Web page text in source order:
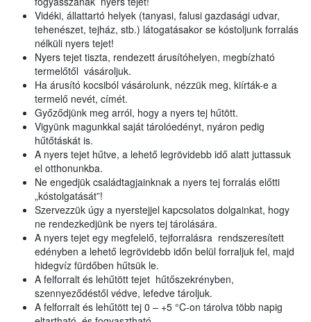
Vidéki, állattartó helyek (tanyasi, falusi gazdasági udvar,
tehenészet, tejház, stb.) látogatásakor se kóstoljunk forralás
nélküli nyers tejet!
Nyers tejet tiszta, rendezett árusítóhelyen, megbízható
termelőtől vásároljuk.
Ha árusító kocsiból vásárolunk, nézzük meg, kiírták-e a
termelő nevét, címét.
Győződjünk meg arról, hogy a nyers tej hűtött.
Vigyünk magunkkal saját tárolóedényt, nyáron pedig
hűtőtáskát is.
A nyers tejet hűtve, a lehető legrövidebb idő alatt juttassuk
el otthonunkba.
Ne engedjük családtagjainknak a nyers tej forralás előtti
„kóstolgatását”!
Szervezzük úgy a nyerstejjel kapcsolatos dolgainkat, hogy
ne rendezkedjünk be nyers tej tárolására.
A nyers tejet egy megfelelő, tejforralásra rendszeresített
edényben a lehető legrövidebb időn belül forraljuk fel, majd
hidegvíz fürdőben hűtsük le.
A felforralt és lehűtött tejet hűtőszekrényben,
szennyeződéstől védve, lefedve tároljuk.
A felforralt és lehűtött tej 0 – +5 °C-on tárolva több napig